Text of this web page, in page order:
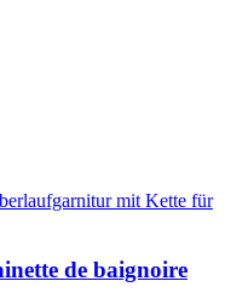
de baignoire